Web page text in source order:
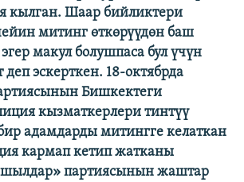
кылган. Шаар бийликтери
митинг өткөрүүдөн баш
макул болушпаса бул үчүн
деп эскерткен. 18-октябрда
Бишкектеги
кызматкерлери тинтүү
адамдарды митингге келаткан
кармап кетип жатканы
партиясынын жаштар